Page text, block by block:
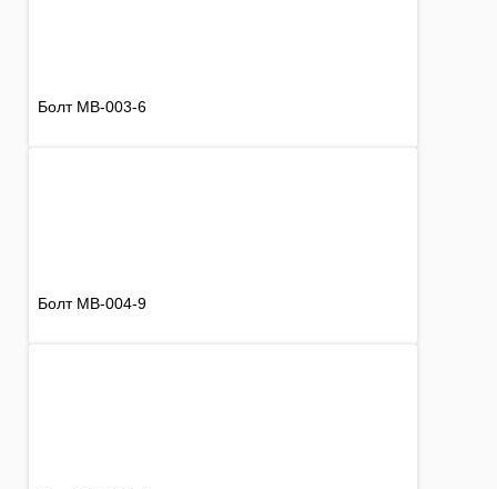
Болт MB-003-6
Болт MB-004-9